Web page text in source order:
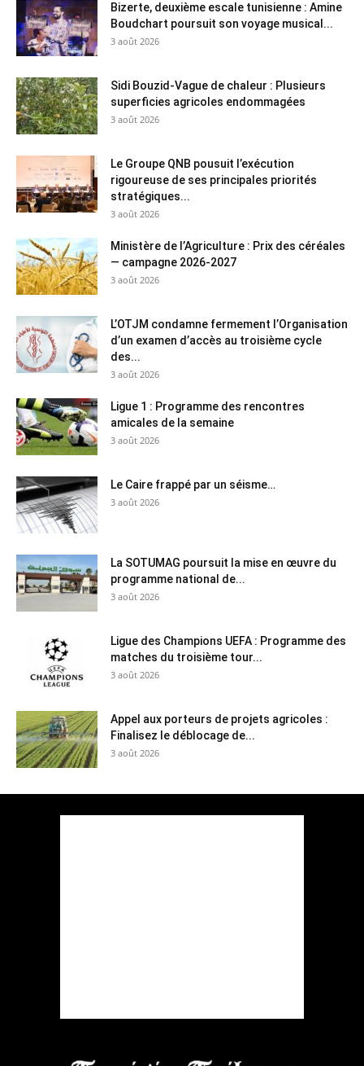
Bizerte, deuxième escale tunisienne : Amine
Boudchart poursuit son voyage musical...
3 août 2026
Sidi Bouzid-Vague de chaleur : Plusieurs
superficies agricoles endommagées
3 août 2026
Le Groupe QNB pousuit l’exécution
rigoureuse de ses principales priorités
stratégiques...
3 août 2026
Ministère de l’Agriculture : Prix des céréales
— campagne 2026-2027
3 août 2026
L’OTJM condamne fermement l’Organisation
d’un examen d’accès au troisième cycle
des...
3 août 2026
Ligue 1 : Programme des rencontres
amicales de la semaine
3 août 2026
Le Caire frappé par un séisme…
3 août 2026
La SOTUMAG poursuit la mise en œuvre du
programme national de...
3 août 2026
Ligue des Champions UEFA : Programme des
matches du troisième tour...
3 août 2026
Appel aux porteurs de projets agricoles :
Finalisez le déblocage de...
3 août 2026